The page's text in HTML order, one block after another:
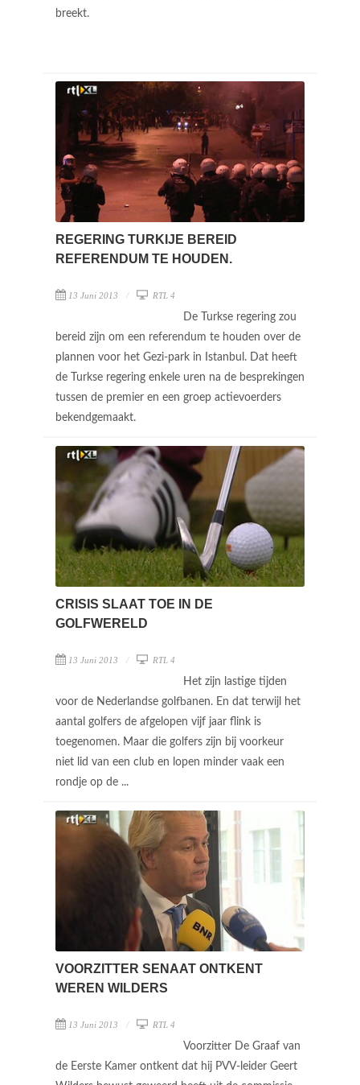
breekt.
REGERING TURKIJE BEREID
REFERENDUM TE HOUDEN.
13 Juni 2013 RTL 4
De Turkse regering zou
bereid zijn om een referendum te houden over de
plannen voor het Gezi-park in Istanbul. Dat heeft
de Turkse regering enkele uren na de besprekingen
tussen de premier en een groep actievoerders
bekendgemaakt.
CRISIS SLAAT TOE IN DE
GOLFWERELD
13 Juni 2013 RTL 4
Het zijn lastige tijden
voor de Nederlandse golfbanen. En dat terwijl het
aantal golfers de afgelopen vijf jaar flink is
toegenomen. Maar die golfers zijn bij voorkeur
niet lid van een club en lopen minder vaak een
rondje op de ...
VOORZITTER SENAAT ONTKENT
WEREN WILDERS
13 Juni 2013 RTL 4
Voorzitter De Graaf van
de Eerste Kamer ontkent dat hij PVV-leider Geert